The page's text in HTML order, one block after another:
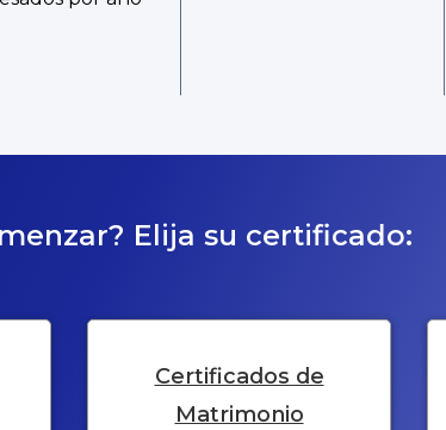
Elija su certificado:
Certificados de
Matrimonio